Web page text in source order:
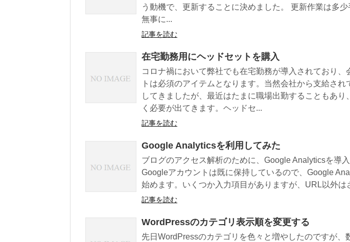
う動機で、更新することに決めました。 更新作業は多少
無事に...
記事を読む
在宅勤務用にヘッドセットを購入
コロナ禍において弊社でも在宅勤務が導入されており、
トは必須のアイテムとなります。当然会社から支給され
してきましたが、最近はたまに職場出勤することもあり
く必要が出てきます。ヘッドセ...
記事を読む
Google Analyticsを利用してみた
ブログのアクセス解析のために、Google Analyticsを導入
Googleアカウントは既に保持しているので、Google
始めます。いくつか入力項目がありますが、URL以外は
記事を読む
WordPressのカテゴリ表示順を変更する
先日WordPressのカテゴリを色々と増やしたのですが、